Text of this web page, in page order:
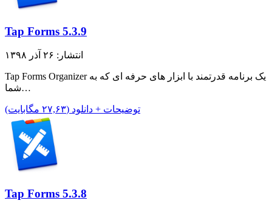
Tap Forms 5.3.9
انتشار: ۲۶ آذر ۱۳۹۸
Tap Forms Organizer یک برنامه قدرتمند با ابزار های حرفه ای که به
شما…
توضیحات + دانلود (۲۷,۶۳ مگابایت)
Tap Forms 5.3.8